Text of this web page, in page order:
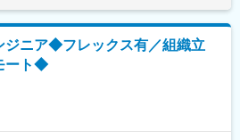
React, Next.js
React Native
Docker, Terraform
PostgreSQL
Argo CD
Visual Studio Code, Claude Code, Jira,
固定時間外手当の支給対象外賃金はあくま
、選考を通じて上下する可能性がありま
当を含めた表記です。
ジニア◆フレックス有／組織立
ート◆